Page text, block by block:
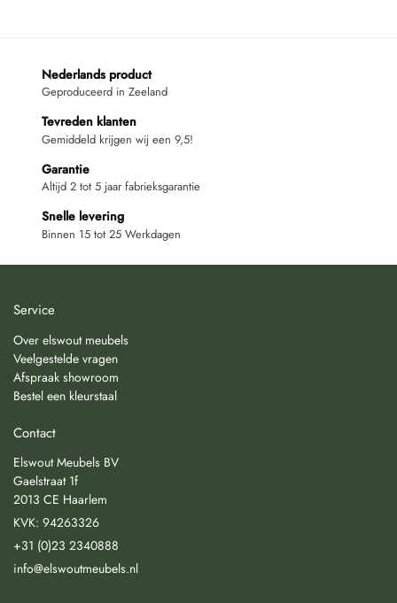
Nederlands product
Geproduceerd in Zeeland
Tevreden klanten
Gemiddeld krijgen wij een 9,5!
Garantie
Altijd 2 tot 5 jaar fabrieksgarantie
Snelle levering
Binnen 15 tot 25 Werkdagen
Service
Over elswout meubels
Veelgestelde vragen
Afspraak showroom
Bestel een kleurstaal
Contact
Elswout Meubels BV
Gaelstraat 1f
2013 CE Haarlem
KVK: 94263326
+31 (0)23 2340888
info@elswoutmeubels.nl